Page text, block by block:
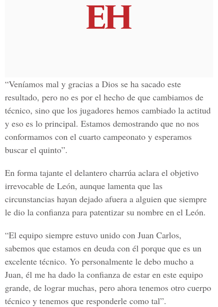
“Veníamos mal y gracias a Dios se ha sacado este
resultado, pero no es por el hecho de que cambiamos de
técnico, sino que los jugadores hemos cambiado la actitud
y eso es lo principal. Estamos demostrando que no nos
conformamos con el cuarto campeonato y esperamos
buscar el quinto”.
En forma tajante el delantero charrúa aclara el objetivo
irrevocable de León, aunque lamenta que las
circunstancias hayan dejado afuera a alguien que siempre
le dio la confianza para patentizar su nombre en el León.
“El equipo siempre estuvo unido con Juan Carlos,
sabemos que estamos en deuda con él porque que es un
excelente técnico. Yo personalmente le debo mucho a
Juan, él me ha dado la confianza de estar en este equipo
grande, de lograr muchas, pero ahora tenemos otro cuerpo
técnico y tenemos que responderle como tal”.